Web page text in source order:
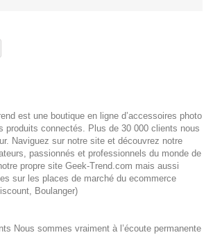
est une boutique en ligne d’accessoires photo
produits connectés. Plus de 30 000 clients nous
Naviguez sur notre site et découvrez notre
passionnés et professionnels du monde de
propre site Geek-Trend.com mais aussi
sur les places de marché du ecommerce
Boulanger)
Nous sommes vraiment à l’écoute permanente